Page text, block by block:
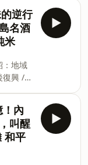
ビル1F
#食材
燒鳥店
和牛超
吃到最
的 ③ 喜
都續
想回訪
馬鈴薯
支持
逆行
名酒
米
地域
復興 /
特別純
體驗
峰會
木村
內
叫醒
和平